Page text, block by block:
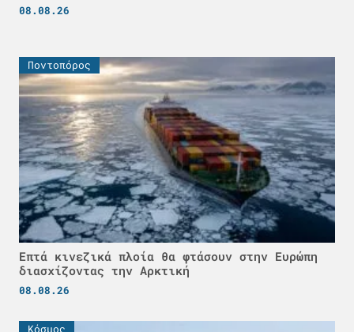
08.08.26
Ποντοπόρος
Επτά κινεζικά πλοία θα φτάσουν στην Ευρώπη
διασχίζοντας την Αρκτική
08.08.26
Κόσμος